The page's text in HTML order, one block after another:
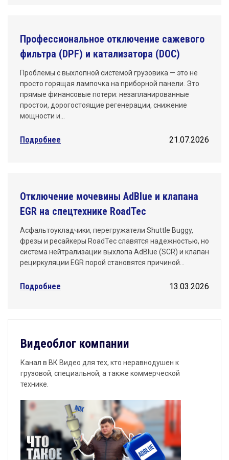
Профессиональное отключение сажевого
фильтра (DPF) и катализатора (DOC)
Проблемы с выхлопной системой грузовика — это не
просто горящая лампочка на приборной панели. Это
прямые финансовые потери: незапланированные
простои, дорогостоящие регенерации, снижение
мощности и…
21.07.2026
Подробнее
Отключение мочевины AdBlue и клапана
EGR на спецтехнике RoadTec
Асфальтоукладчики, перегружатели Shuttle Buggy,
фрезы и ресайкеры RoadTec славятся надежностью, но
система нейтрализации выхлопа AdBlue (SCR) и клапан
рециркуляции EGR порой становятся причиной…
13.03.2026
Подробнее
Видеоблог компании
Канал в ВК Видео для тех, кто неравнодушен к
грузовой, специальной, а также коммерческой
технике.